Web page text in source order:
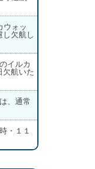
ォッ
し欠航し
イルカ
欠航いた
、通常
・１１